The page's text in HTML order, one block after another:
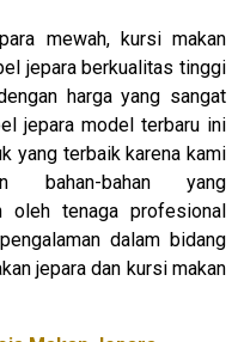
mewah, kursi makan
jepara berkualitas tinggi
harga yang sangat
jepara model terbaru ini
yang terbaik karena kami
bahan-bahan yang
oleh tenaga profesional
dalam bidang
jepara dan kursi makan